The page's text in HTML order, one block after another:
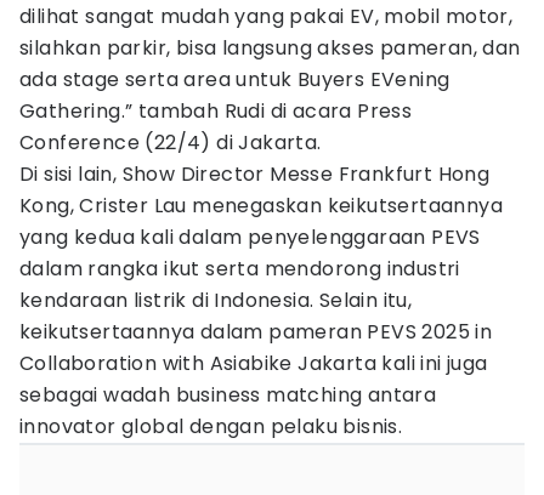
dilihat sangat mudah yang pakai EV, mobil motor,
silahkan parkir, bisa langsung akses pameran, dan
ada stage serta area untuk Buyers EVening
Gathering.” tambah Rudi di acara Press
Conference (22/4) di Jakarta.
Di sisi lain, Show Director Messe Frankfurt Hong
Kong, Crister Lau menegaskan keikutsertaannya
yang kedua kali dalam penyelenggaraan PEVS
dalam rangka ikut serta mendorong industri
kendaraan listrik di Indonesia. Selain itu,
keikutsertaannya dalam pameran PEVS 2025 in
Collaboration with Asiabike Jakarta kali ini juga
sebagai wadah business matching antara
innovator global dengan pelaku bisnis.